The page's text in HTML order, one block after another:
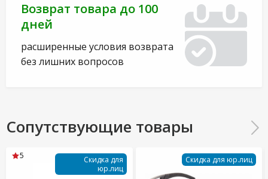
Возврат товара до 100
дней
расширенные условия возврата
без лишних вопросов
Сопутствующие товары
Скидка для
юр.лиц
5 Скидка для юр.лиц